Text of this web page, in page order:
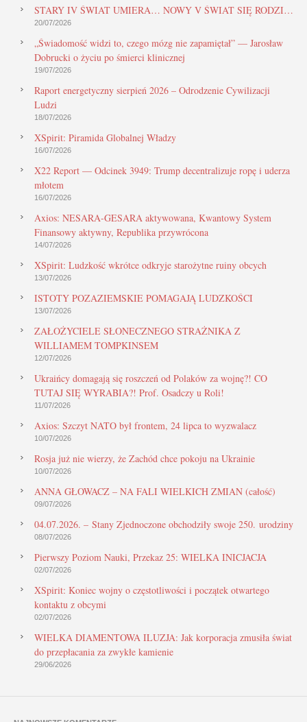
STARY IV ŚWIAT UMIERA… NOWY V ŚWIAT SIĘ RODZI…
20/07/2026
„Świadomość widzi to, czego mózg nie zapamiętał” — Jarosław
Dobrucki o życiu po śmierci klinicznej
19/07/2026
Raport energetyczny sierpień 2026 – Odrodzenie Cywilizacji
Ludzi
18/07/2026
XSpirit: Piramida Globalnej Władzy
16/07/2026
X22 Report — Odcinek 3949: Trump decentralizuje ropę i uderza
młotem
16/07/2026
Axios: NESARA-GESARA aktywowana, Kwantowy System
Finansowy aktywny, Republika przywrócona
14/07/2026
XSpirit: Ludzkość wkrótce odkryje starożytne ruiny obcych
13/07/2026
ISTOTY POZAZIEMSKIE POMAGAJĄ LUDZKOŚCI
13/07/2026
ZAŁOŻYCIELE SŁONECZNEGO STRAŻNIKA Z
WILLIAMEM TOMPKINSEM
12/07/2026
Ukraińcy domagają się roszczeń od Polaków za wojnę?! CO
TUTAJ SIĘ WYRABIA?! Prof. Osadczy u Roli!
11/07/2026
Axios: Szczyt NATO był frontem, 24 lipca to wyzwalacz
10/07/2026
Rosja już nie wierzy, że Zachód chce pokoju na Ukrainie
10/07/2026
ANNA GŁOWACZ – NA FALI WIELKICH ZMIAN (całość)
09/07/2026
04.07.2026. – Stany Zjednoczone obchodziły swoje 250. urodziny
08/07/2026
Pierwszy Poziom Nauki, Przekaz 25: WIELKA INICJACJA
02/07/2026
XSpirit: Koniec wojny o częstotliwości i początek otwartego
kontaktu z obcymi
02/07/2026
WIELKA DIAMENTOWA ILUZJA: Jak korporacja zmusiła świat
do przepłacania za zwykłe kamienie
29/06/2026